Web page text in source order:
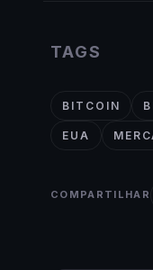
TAGS
BITCOIN
EUA
COMPARTILHAR